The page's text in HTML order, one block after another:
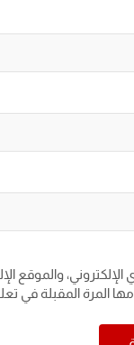
والموقع
المرة المقبلة في